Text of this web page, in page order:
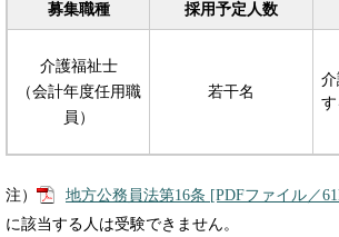
募集職種 採用予定人数
介護福祉士
（会計年度任用職
員）
若干名
注） 地方公務員法第16条 [PDFファイル／
に該当する人は受験できません。